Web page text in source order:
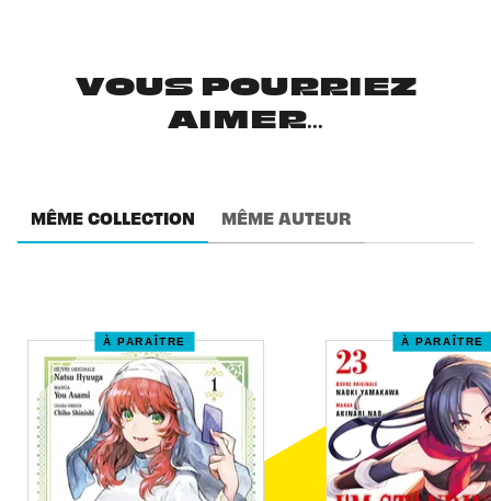
VOUS POURRIEZ
AIMER...
MÊME COLLECTION MÊME AUTEUR
À PARAÎTRE À PARAÎTRE